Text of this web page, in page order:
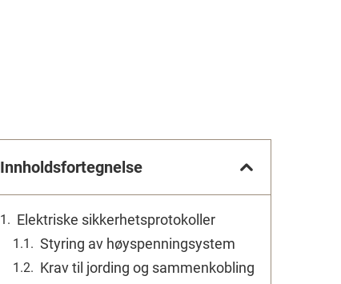
Innholdsfortegnelse
Elektriske sikkerhetsprotokoller
Styring av høyspenningsystem
Krav til jording og sammenkobling